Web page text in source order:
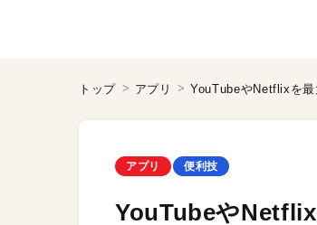
トップ アプリ
アプリ 便利技
YouTubeや